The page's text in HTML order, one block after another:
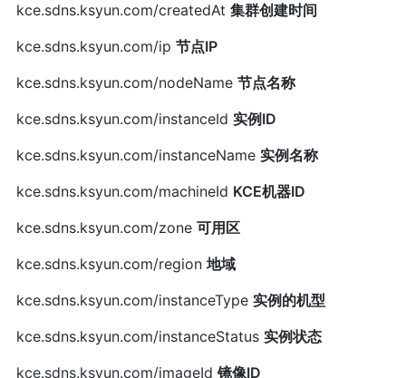
kce.sdns.ksyun.com/createdAt 集群创建时间
kce.sdns.ksyun.com/ip 节点IP
kce.sdns.ksyun.com/nodeName 节点名称
kce.sdns.ksyun.com/instanceId 实例ID
kce.sdns.ksyun.com/instanceName 实例名称
kce.sdns.ksyun.com/machineId KCE机器ID
kce.sdns.ksyun.com/zone 可用区
kce.sdns.ksyun.com/region 地域
kce.sdns.ksyun.com/instanceType 实例的机型
kce.sdns.ksyun.com/instanceStatus 实例状态
kce.sdns.ksyun.com/imageId 镜像ID